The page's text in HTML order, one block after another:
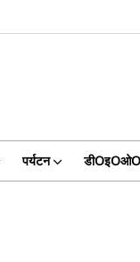
पर्यटन डीOइOओO